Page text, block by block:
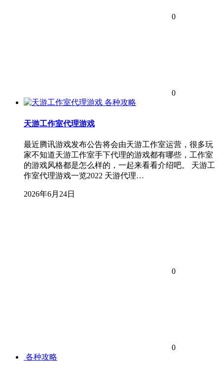
0
0
各种攻略
天游工作室代理游戏
最近腾讯游戏发布公告将会由天游工作室运营，很多玩
家不知道天游工作室手下代理的游戏都有哪些，工作室
的游戏风格都是怎么样的，一起来看看介绍吧。 天游工
作室代理游戏一览2022 天游代理…
2026年6月24日
0
0
各种攻略